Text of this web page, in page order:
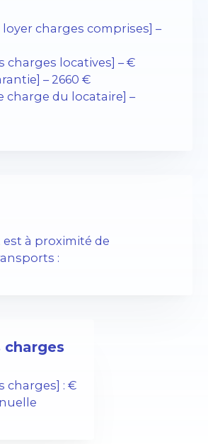
charges comprises] –
charges locatives] – €
– 2660 €
charge du locataire] –
à proximité de
:
charges
charges] : €